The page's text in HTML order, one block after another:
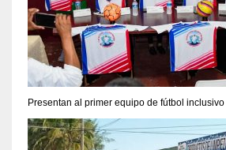
Presentan al primer equipo de fútbol